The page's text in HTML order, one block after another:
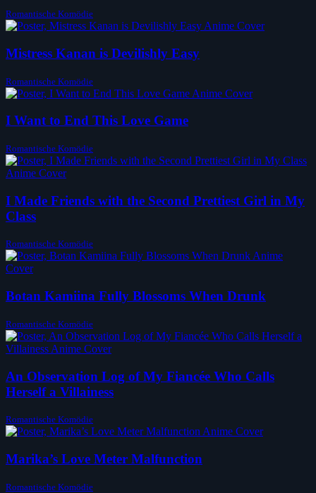
Romantische Komödie
Mistress Kanan is Devilishly Easy
Romantische Komödie
I Want to End This Love Game
Romantische Komödie
I Made Friends with the Second Prettiest Girl in My
Class
Romantische Komödie
Botan Kamiina Fully Blossoms When Drunk
Romantische Komödie
An Observation Log of My Fiancée Who Calls
Herself a Villainess
Romantische Komödie
Marika’s Love Meter Malfunction
Romantische Komödie